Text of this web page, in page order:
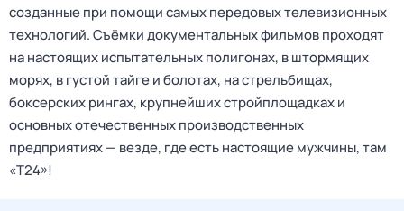
созданные при помощи самых передовых телевизионных
технологий. Съёмки документальных фильмов проходят
на настоящих испытательных полигонах, в штормящих
морях, в густой тайге и болотах, на стрельбищах,
боксерских рингах, крупнейших стройплощадках и
основных отечественных производственных
предприятиях — везде, где есть настоящие мужчины, там
«Т24»!